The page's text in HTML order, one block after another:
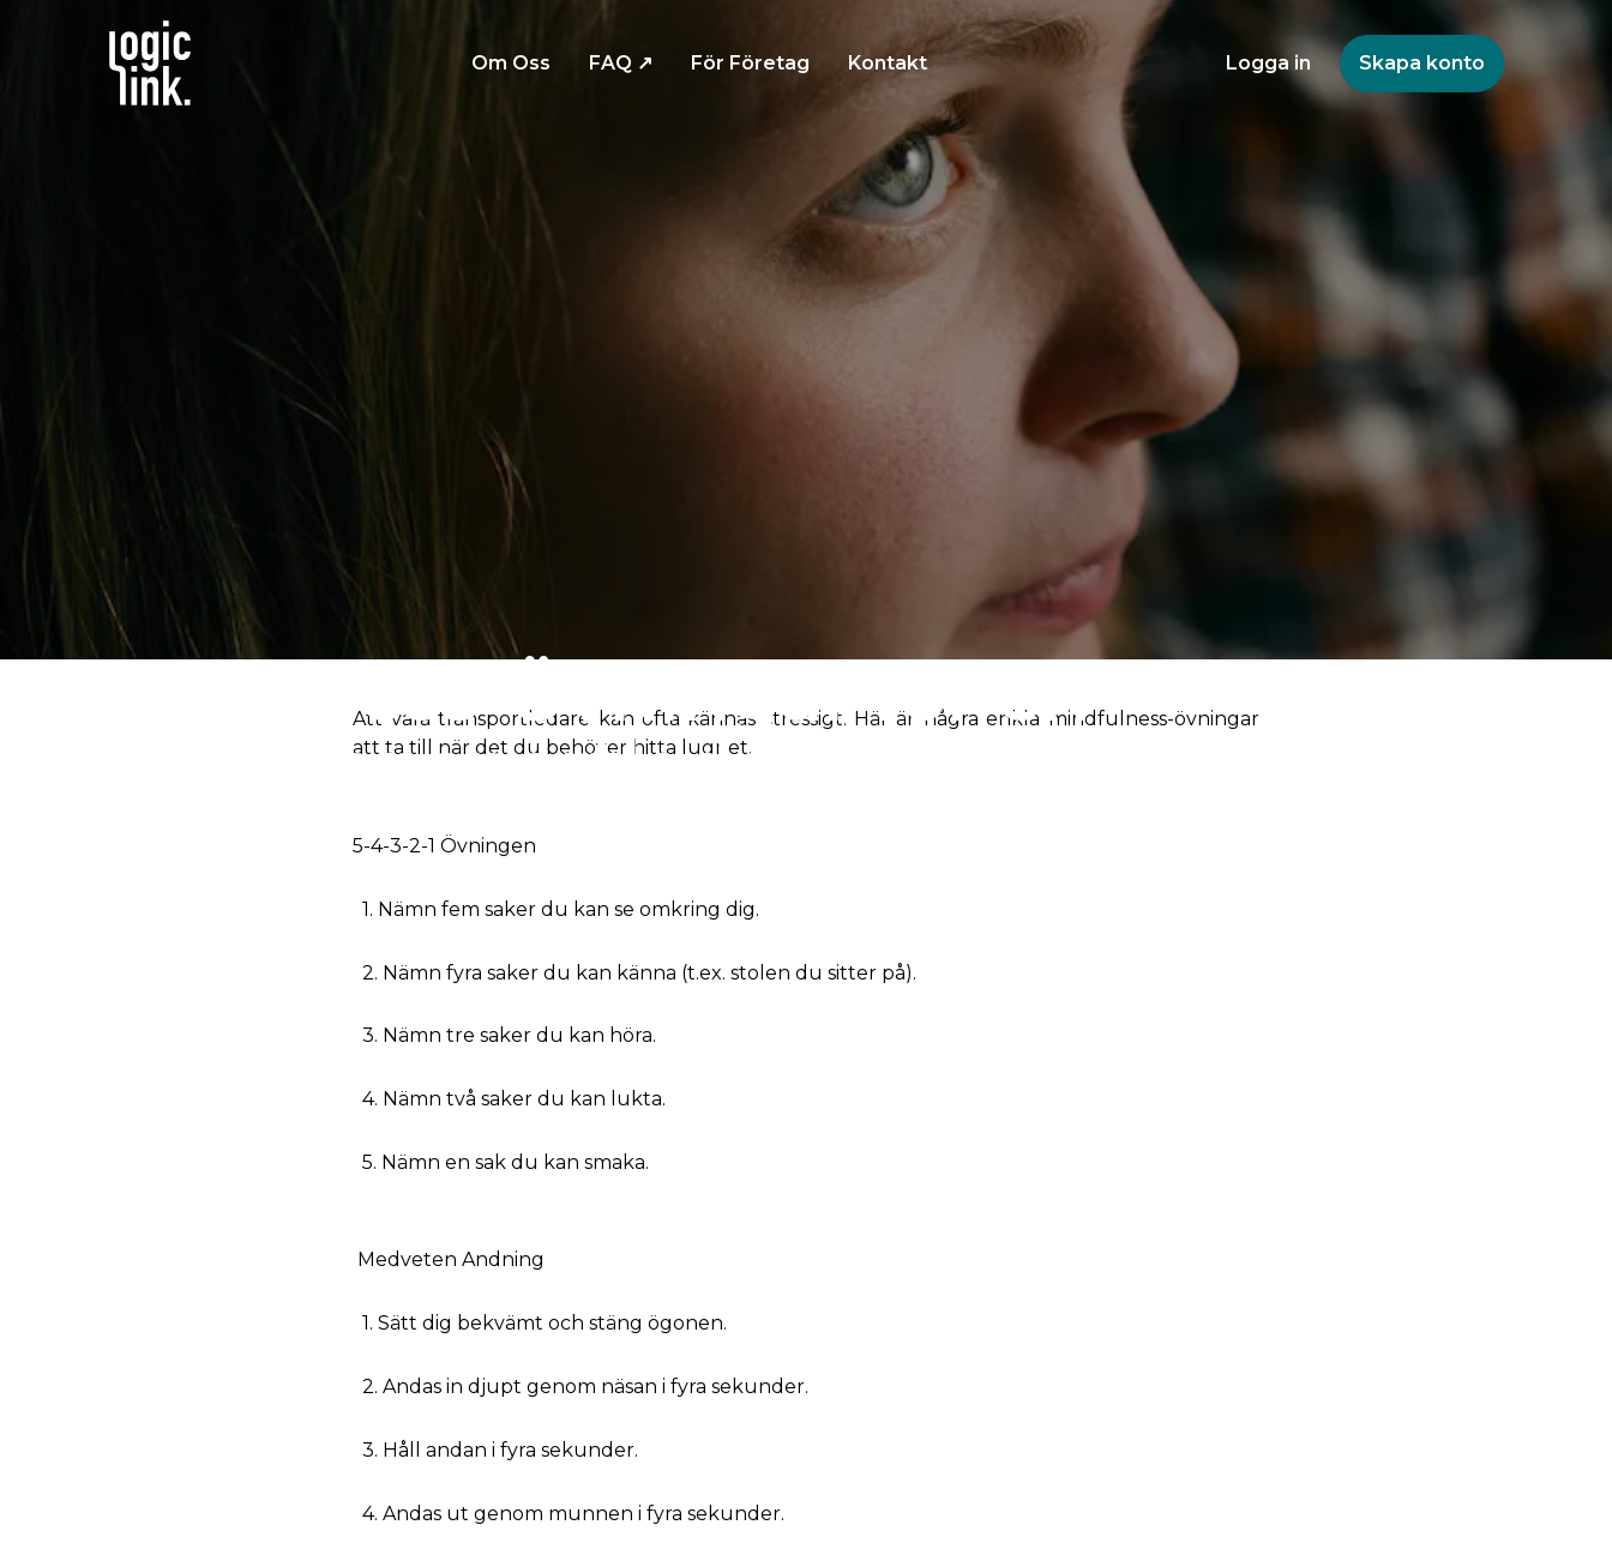
Om Oss FAQ ↗ För Företag Kontakt Logga in Skapa konto
Mindfulness-Övningar för en
Transportledare
Att vara transportledare kan ofta kännas stressigt. Här är några enkla mindfulness-övningar
att ta till när det du behöver hitta lugnet.
5-4-3-2-1 Övningen
1. Nämn fem saker du kan se omkring dig.
2. Nämn fyra saker du kan känna (t.ex. stolen du sitter på).
3. Nämn tre saker du kan höra.
4. Nämn två saker du kan lukta.
5. Nämn en sak du kan smaka.
Medveten Andning
1. Sätt dig bekvämt och stäng ögonen.
2. Andas in djupt genom näsan i fyra sekunder.
3. Håll andan i fyra sekunder.
4. Andas ut genom munnen i fyra sekunder.